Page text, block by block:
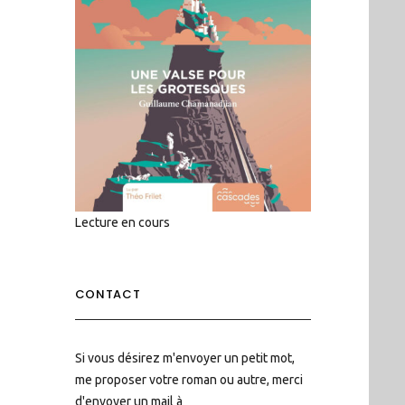
Lecture en cours
CONTACT
Si vous désirez m'envoyer un petit mot,
me proposer votre roman ou autre, merci
d'envoyer un mail à